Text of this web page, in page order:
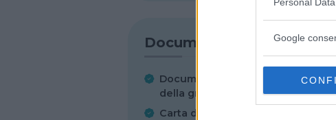
Google
Documenti
Documentazione clinica
della gravidanza
Carta di